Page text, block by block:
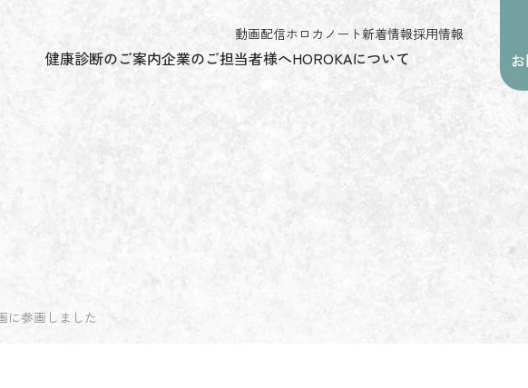
動画配信ホロカノート新着情報採用情報
健康診断のご案内企業のご担当者様へHOROKAについて
に参画しました